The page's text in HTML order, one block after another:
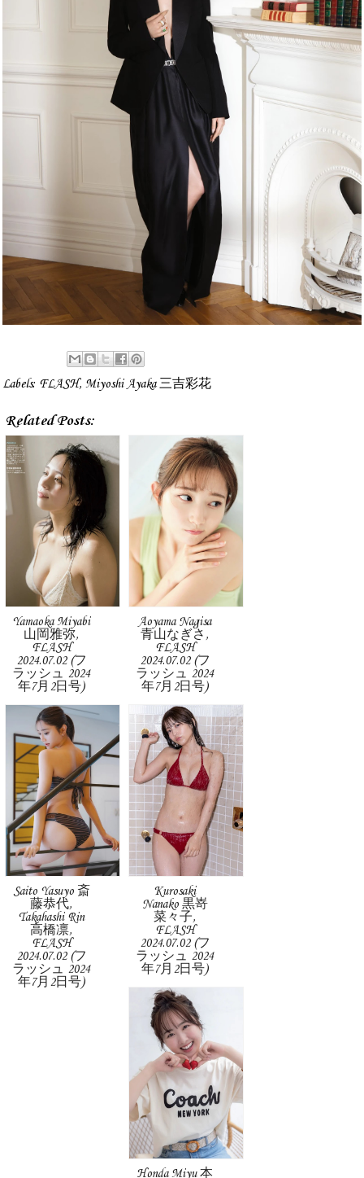
Labels: FLASH, Miyoshi Ayaka 三吉彩花
Related Posts:
Yamaoka Miyabi
山岡雅弥,
FLASH
2024.07.02 (フ
ラッシュ 2024
年7月2日号)
Aoyama Nagisa
青山なぎさ,
FLASH
2024.07.02 (フ
ラッシュ 2024
年7月2日号)
Saito Yasuyo 斎
藤恭代,
Takahashi Rin
高橋凛,
FLASH
2024.07.02 (フ
ラッシュ 2024
年7月2日号)
Kurosaki
Nanako 黒嵜
菜々子,
FLASH
2024.07.02 (フ
ラッシュ 2024
年7月2日号)
Honda Miyu 本